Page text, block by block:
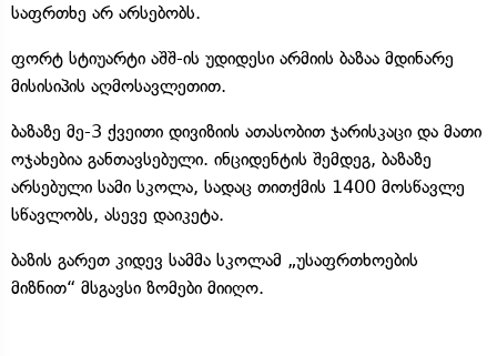
საფრთხე არ არსებობს.
ფორტ სტიუარტი აშშ-ის უდიდესი არმიის ბაზაა მდინარე
მისისიპის აღმოსავლეთით.
ბაზაზე მე-3 ქვეითი დივიზიის ათასობით ჯარისკაცი და მათი
ოჯახებია განთავსებული. ინციდენტის შემდეგ, ბაზაზე
არსებული სამი სკოლა, სადაც თითქმის 1400 მოსწავლე
სწავლობს, ასევე დაიკეტა.
ბაზის გარეთ კიდევ სამმა სკოლამ „უსაფრთხოების
მიზნით“ მსგავსი ზომები მიიღო.